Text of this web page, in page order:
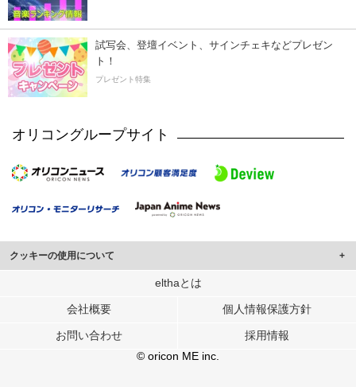
試写会、登壇イベント、サインチェキなどプレゼン
ト！
プレゼント特集
オリコングループサイト
クッキーの使用について
このサイトでは Cookie を使用して、ユーザーに合わせたコンテンツや広告の
行っています。
メディアや広告配信、データ解析の各パートナーに提供しています。
各パートナーは、この情報とユーザーが各パートナーに提供した他の情報や、
ユーザーが各パートナーのサービスを使用したときに収集した他の情報を組み
elthaとは
会社概要 個人情報保護方針
お問い合わせ
採用情報
© oricon ME inc.